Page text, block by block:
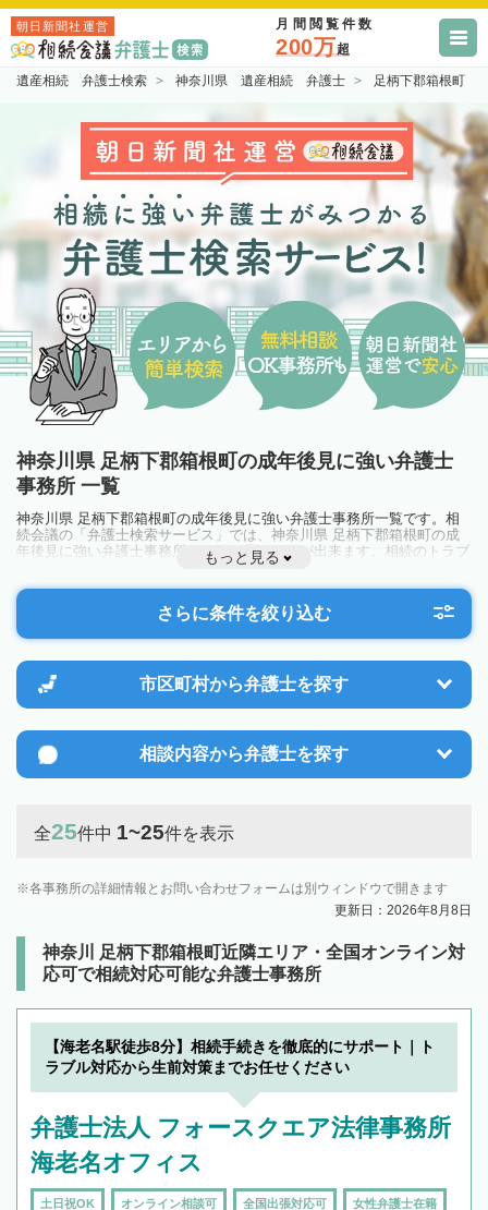
朝日新聞社運営 月間閲覧件数
200万超
遺産相続 弁護士検索 神奈川県 遺産相続 弁護士 足柄下郡箱根町
神奈川県 足柄下郡箱根町の成年後見に強い弁護士
事務所 一覧
神奈川県 足柄下郡箱根町の成年後見に強い弁護士事務所一覧です。相
続会議の「弁護士検索サービス」では、神奈川県 足柄下郡箱根町の成
年後見に強い弁護士事務所を一覧で見ることが出来ます。相続のトラブ
ルやお悩みを抱えている方は一度近隣の弁護士に相談してみましょう。
もっと見る
さらに条件を絞り込む
市区町村から弁護士を探す
相談内容から弁護士を探す
全25件中 1~25件を表示
各事務所の詳細情報とお問い合わせフォームは別ウィンドウで開きます
更新日：2026年8月8日
神奈川 足柄下郡箱根町近隣エリア・全国オンライン対
応可で相続対応可能な弁護士事務所
【海老名駅徒歩8分】相続手続きを徹底的にサポート｜ト
ラブル対応から生前対策までお任せください
弁護士法人 フォースクエア法律事務所
海老名オフィス
土日祝OK オンライン相談可 全国出張対応可 女性弁護士在籍